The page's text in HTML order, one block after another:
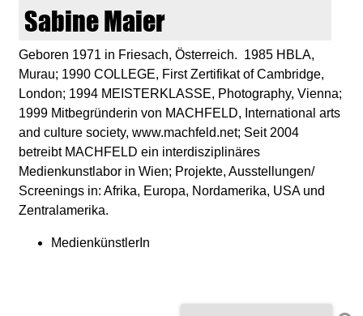
e
n
k
u
n
Sabine Maier
Geboren 1971 in Friesach, Österreich. 1985 HBLA,
Murau; 1990 COLLEGE, First Zertifikat of Cambridge,
London; 1994 MEISTERKLASSE, Photography, Vienna;
1999 Mitbegründerin von MACHFELD, International arts
and culture society, www.machfeld.net; Seit 2004
betreibt MACHFELD ein interdisziplinäres
Medienkunstlabor in Wien; Projekte, Ausstellungen/
Screenings in: Afrika, Europa, Nordamerika, USA und
Zentralamerika.
MedienkünstlerIn